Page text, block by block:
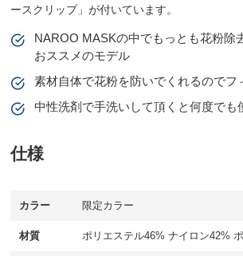
ースクリップ」が付いています。
NAROO MASKの中でもっとも花粉除
おススメのモデル
素材自体で花粉を防いでくれるのでフ
中性洗剤で手洗いして頂くと何度でも
仕様
カラー 限定カラー
材質 ポリエステル46% ナイロン42%